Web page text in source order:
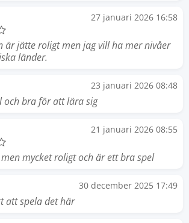
27 januari 2026 16:58
är jätte roligt men jag vill ha mer nivåer
länder.
23 januari 2026 08:48
och bra för att lära sig
21 januari 2026 08:55
mycket roligt och är ett bra spel
30 december 2025 17:49
att spela det här